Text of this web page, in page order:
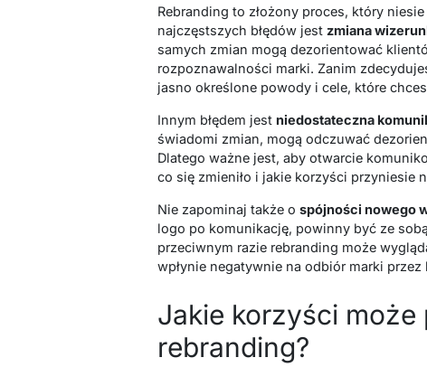
Rebranding to złożony proces, który
najczęstszych błędów jest zmiana
samych zmian mogą dezorientować
rozpoznawalności marki. Zanim
jasno określone powody i cele, które
Innym błędem jest niedostateczna
świadomi zmian, mogą odczuwać
Dlatego ważne jest, aby otwarcie
co się zmieniło i jakie korzyści przyniesie
Nie zapominaj także o spójności nowego
logo po komunikację, powinny być ze
przeciwnym razie rebranding może
wpłynie negatywnie na odbiór marki przez
Jakie korzyści może
rebranding?